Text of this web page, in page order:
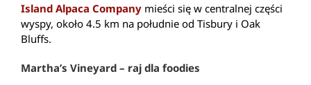
Island Alpaca Company mieści się w centralnej części
wyspy, około 4.5 km na południe od Tisbury i Oak
Bluffs.
Martha’s Vineyard – raj dla foodies